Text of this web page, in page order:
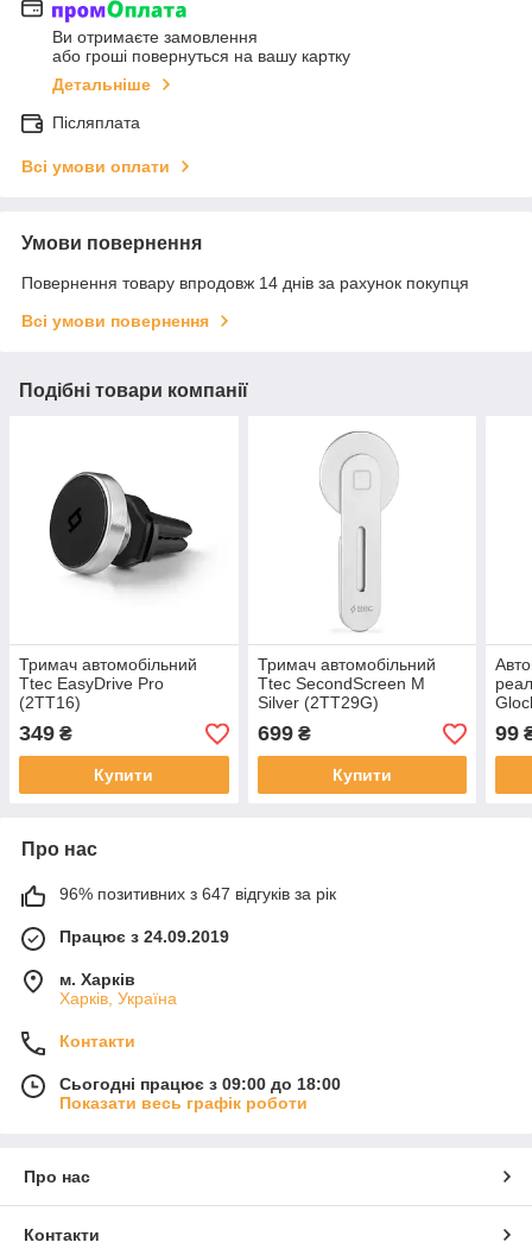
Ви отримаєте замовлення
або гроші повернуться на вашу картку
Детальніше
Післяплата
Всі умови оплати
Умови повернення
Повернення товару впродовж 14 днів за рахунок покупця
Всі умови повернення
Подібні товари компанії
Тримач автомобільний
Ttec EasyDrive Pro
(2TT16)
349 ₴
Купити
Тримач автомобільний
Ttec SecondScreen M
Silver (2TT29G)
699₴
Купити
99
Про нас
96% позитивних з 647 відгуків за рік
Працює з 24.09.2019
м. Харків
Харків, Україна
Контакти
Сьогодні працює з 09:00 до 18:00
Показати весь графік роботи
Про нас
Контакти